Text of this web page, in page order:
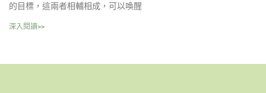
的目標，這兩者相輔相成，可以喚醒
深入閱讀>>